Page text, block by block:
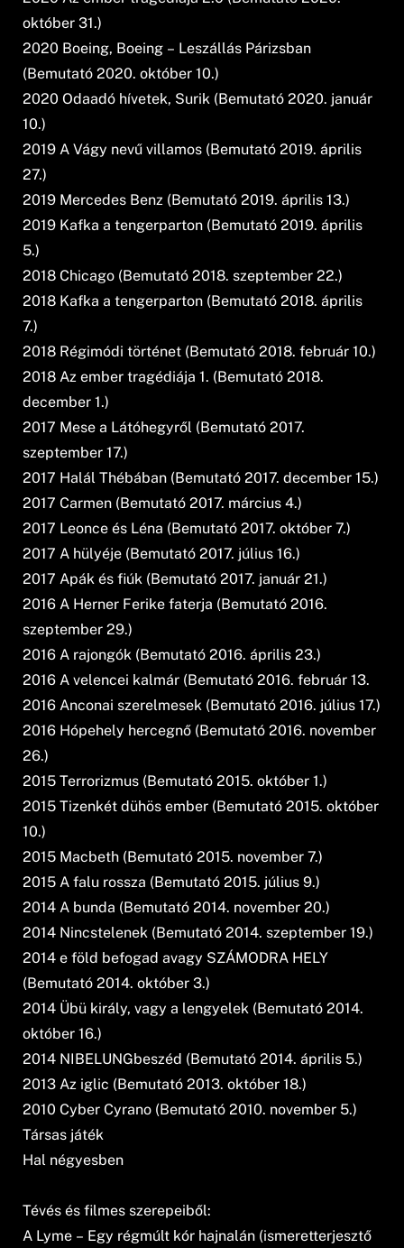
október 31.)
2020 Boeing, Boeing – Leszállás Párizsban
(Bemutató 2020. október 10.)
2020 Odaadó hívetek, Surik (Bemutató 2020. január
10.)
2019 A Vágy nevű villamos (Bemutató 2019. április
27.)
2019 Mercedes Benz (Bemutató 2019. április 13.)
2019 Kafka a tengerparton (Bemutató 2019. április
5.)
2018 Chicago (Bemutató 2018. szeptember 22.)
2018 Kafka a tengerparton (Bemutató 2018. április
7.)
2018 Régimódi történet (Bemutató 2018. február 10.)
2018 Az ember tragédiája 1. (Bemutató 2018.
december 1.)
2017 Mese a Látóhegyről (Bemutató 2017.
szeptember 17.)
2017 Halál Thébában (Bemutató 2017. december 15.)
2017 Carmen (Bemutató 2017. március 4.)
2017 Leonce és Léna (Bemutató 2017. október 7.)
2017 A hülyéje (Bemutató 2017. július 16.)
2017 Apák és fiúk (Bemutató 2017. január 21.)
2016 A Herner Ferike faterja (Bemutató 2016.
szeptember 29.)
2016 A rajongók (Bemutató 2016. április 23.)
2016 A velencei kalmár (Bemutató 2016. február 13.
2016 Anconai szerelmesek (Bemutató 2016. július 17.)
2016 Hópehely hercegnő (Bemutató 2016. november
26.)
2015 Terrorizmus (Bemutató 2015. október 1.)
2015 Tizenkét dühös ember (Bemutató 2015. október
10.)
2015 Macbeth (Bemutató 2015. november 7.)
2015 A falu rossza (Bemutató 2015. július 9.)
2014 A bunda (Bemutató 2014. november 20.)
2014 Nincstelenek (Bemutató 2014. szeptember 19.)
2014 e föld befogad avagy SZÁMODRA HELY
(Bemutató 2014. október 3.)
2014 Übü király, vagy a lengyelek (Bemutató 2014.
október 16.)
2014 NIBELUNGbeszéd (Bemutató 2014. április 5.)
2013 Az iglic (Bemutató 2013. október 18.)
2010 Cyber Cyrano (Bemutató 2010. november 5.)
Társas játék
Hal négyesben
Tévés és filmes szerepeiből:
A Lyme – Egy régmúlt kór hajnalán (ismeretterjesztő